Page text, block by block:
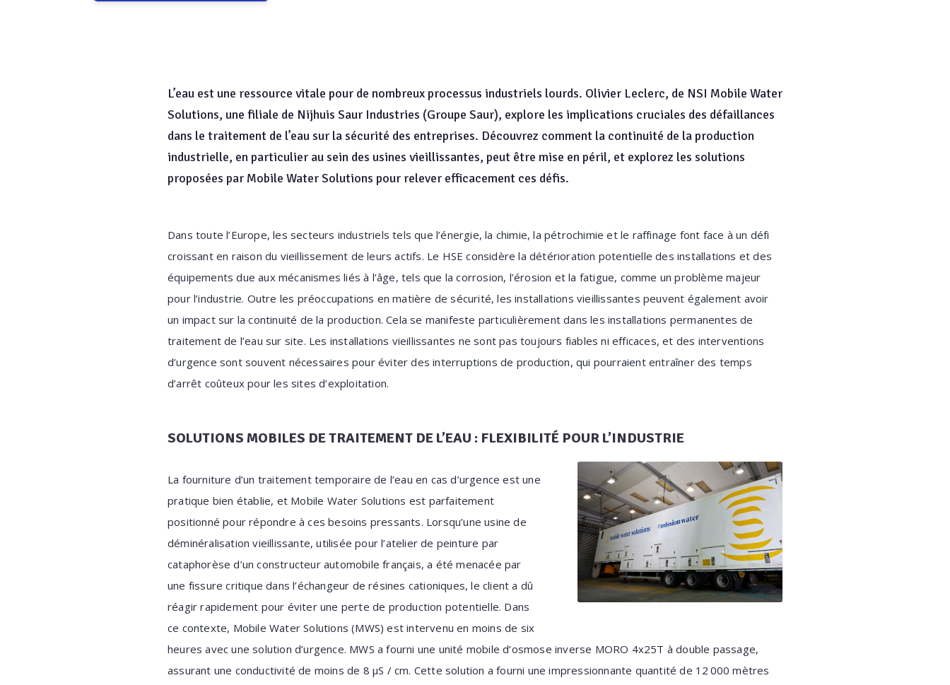
L’eau est une ressource vitale pour de nombreux processus industriels lourds. Olivier Leclerc, de NSI Mobile Water
Solutions, une filiale de Nijhuis Saur Industries (Groupe Saur), explore les implications cruciales des défaillances
dans le traitement de l’eau sur la sécurité des entreprises. Découvrez comment la continuité de la production
industrielle, en particulier au sein des usines vieillissantes, peut être mise en péril, et explorez les solutions
proposées par Mobile Water Solutions pour relever efficacement ces défis.
Dans toute l’Europe, les secteurs industriels tels que l’énergie, la chimie, la pétrochimie et le raffinage font face à un défi
croissant en raison du vieillissement de leurs actifs. Le HSE considère la détérioration potentielle des installations et des
équipements due aux mécanismes liés à l’âge, tels que la corrosion, l’érosion et la fatigue, comme un problème majeur
pour l’industrie. Outre les préoccupations en matière de sécurité, les installations vieillissantes peuvent également avoir
un impact sur la continuité de la production. Cela se manifeste particulièrement dans les installations permanentes de
traitement de l’eau sur site. Les installations vieillissantes ne sont pas toujours fiables ni efficaces, et des interventions
d’urgence sont souvent nécessaires pour éviter des interruptions de production, qui pourraient entraîner des temps
d’arrêt coûteux pour les sites d’exploitation.
SOLUTIONS MOBILES DE TRAITEMENT DE L’EAU : FLEXIBILITÉ POUR L’INDUSTRIE
La fourniture d’un traitement temporaire de l’eau en cas d’urgence est une
pratique bien établie, et Mobile Water Solutions est parfaitement
positionné pour répondre à ces besoins pressants. Lorsqu’une usine de
déminéralisation vieillissante, utilisée pour l’atelier de peinture par
cataphorèse d’un constructeur automobile français, a été menacée par
une fissure critique dans l’échangeur de résines cationiques, le client a dû
réagir rapidement pour éviter une perte de production potentielle. Dans
ce contexte, Mobile Water Solutions (MWS) est intervenu en moins de six
heures avec une solution d’urgence. MWS a fourni une unité mobile d’osmose inverse MORO 4x25T à double passage,
assurant une conductivité de moins de 8 µS / cm. Cette solution a fourni une impressionnante quantité de 12 000 mètres